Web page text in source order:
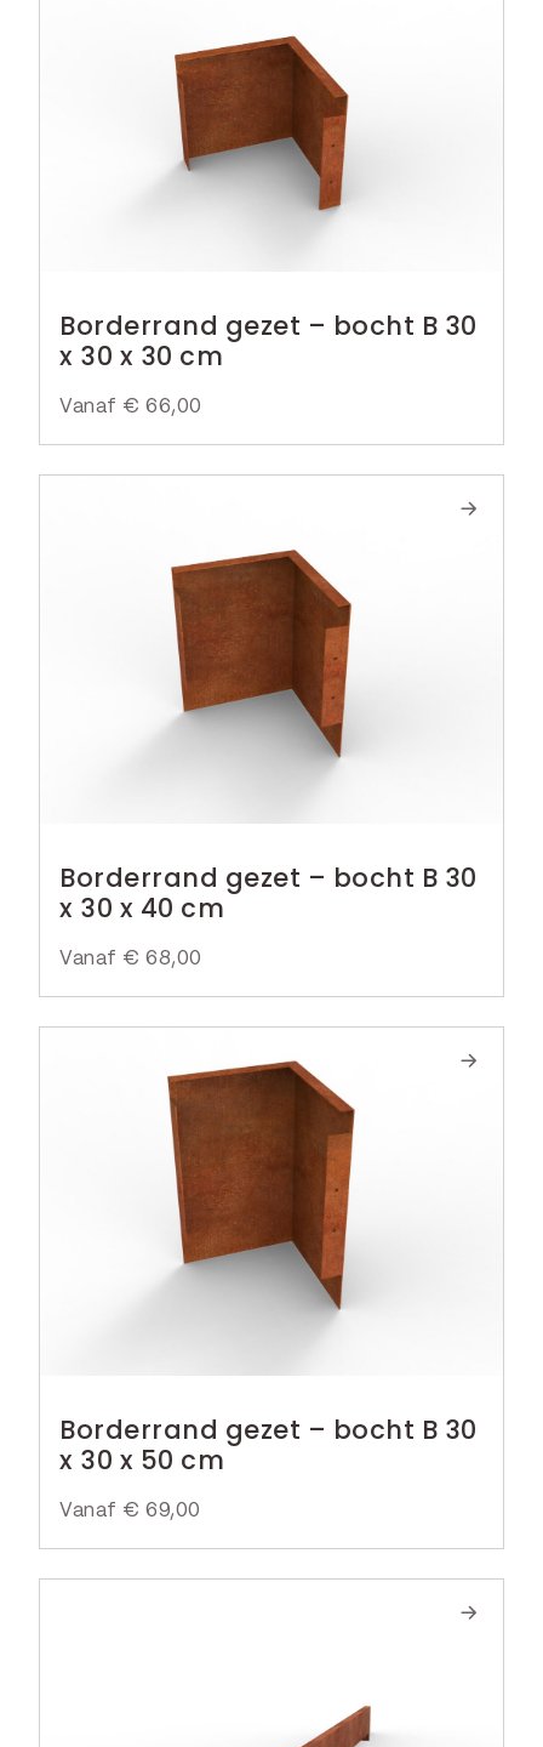
Borderrand gezet – bocht B 30
x 30 x 30 cm
Vanaf € 66,00
Borderrand gezet – bocht B 30
x 30 x 40 cm
Vanaf € 68,00
Borderrand gezet – bocht B 30
x 30 x 50 cm
Vanaf € 69,00